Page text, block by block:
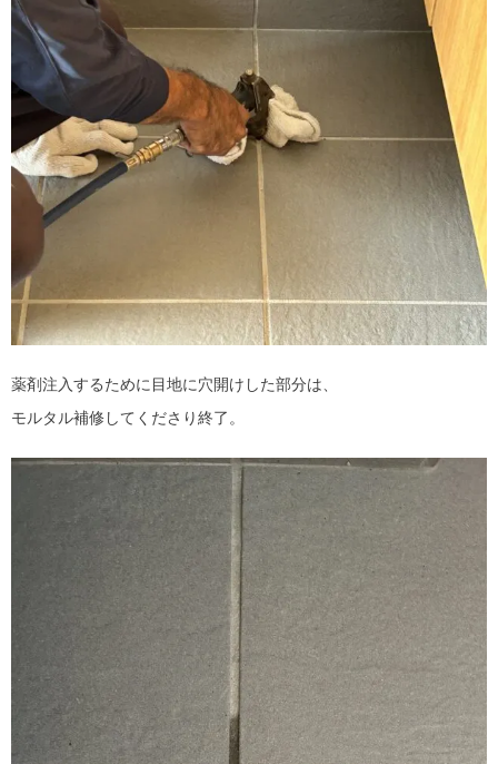
薬剤注入するために目地に穴開けした部分は、
モルタル補修してくださり終了。